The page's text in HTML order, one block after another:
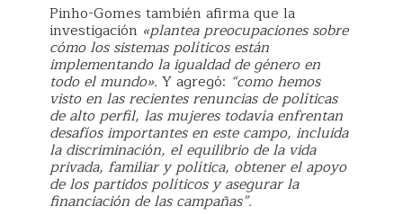
Pinho-Gomes también afirma que la
investigación «plantea preocupaciones sobre
cómo los sistemas políticos están
implementando la igualdad de género en
todo el mundo». Y agregó: “como hemos
visto en las recientes renuncias de políticas
de alto perfil, las mujeres todavía enfrentan
desafíos importantes en este campo, incluida
la discriminación, el equilibrio de la vida
privada, familiar y política, obtener el apoyo
de los partidos políticos y asegurar la
financiación de las campañas”.